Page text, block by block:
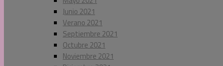
Junio 2021
Verano 2021
Septiembre 2021
Octubre 2021
Noviembre 2021